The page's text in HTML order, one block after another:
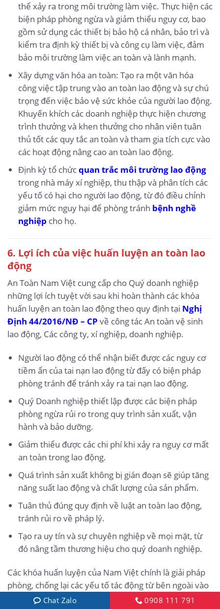
thể xảy ra trong môi trường làm việc. Thực hiện các
biện pháp phòng ngừa và giảm thiểu nguy cơ, bao
gồm sử dụng các thiết bị bảo hộ cá nhân, bảo trì và
kiểm tra định kỳ thiết bị và công cụ làm việc, đảm
bảo môi trường làm việc an toàn và lành mạnh.
Xây dựng văn hóa an toàn: Tạo ra một văn hóa
công việc tập trung vào an toàn lao động và sự chú
trọng đến việc bảo vệ sức khỏe của người lao động.
Khuyến khích các doanh nghiệp thực hiện chương
trình thưởng và khen thưởng cho nhân viên tuân
thủ tốt các quy tắc an toàn và tham gia tích cực vào
các hoạt động nâng cao an toàn lao động.
Định kỳ tổ chứcquan trắc môi trường lao động
trong nhà máy xí nghiệp, thu thập và phân tích các
yếu tố có hại cho người lao động, từ đó điều chỉnh
giảm mức nguy hại để phòng tránh bệnh nghề
nghiệp cho họ.
6. Lợi ích của việc huấn luyện an toàn lao
động
An Toàn Nam Việt cung cấp cho Quý doanh nghiệp
những lợi ích tuyệt vời sau khi hoàn thành các khóa
huấn luyện an toàn lao động theo quy định tại Nghị
Định 44/2016/NĐ – CP về công tác An toàn vệ sinh
lao động, Các công ty, xí nghiệp, doanh nghiệp.
Người lao động có thể nhận biết được các nguy cơ
tiềm ẩn của tai nạn lao động từ đấy có biện pháp
phòng tránh để tránh xảy ra tai nạn lao động.
Quý Doanh nghiệp thiết lập được các biện pháp
phòng ngừa rủi ro trong quy trình sản xuất, vận
hành và bảo dưỡng.
Giảm thiểu được các chi phí khi xảy ra nguy cơ mất
an toàn trong lao động.
Quá trình sản xuất không bị gián đoạn sẽ giúp tăng
năng suất lao động và chất lượng của sản phẩm.
Tuân thủ đúng quy định về luật an toàn lao động,
tránh rủi ro về pháp lý.
Tạo ra uy tín và sự chuyên nghiệp về mọi mặt, từ
đó nâng tầm thương hiệu cho quý doanh nghiệp.
Các khóa huấn luyện của Nam Việt chính là giải pháp
phòng, chống lại các yếu tố tác động từ bên ngoài vào
mỗi cá nhân để họ có thể tránh khỏi sự nguy hiểm có
Chat Zalo 0908 111 791